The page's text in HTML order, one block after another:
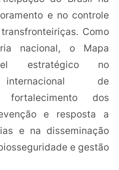
e no controle
Como
nacional, o Mapa
estratégico no
internacional de
fortalecimento dos
e resposta a
e na disseminação
e gestão